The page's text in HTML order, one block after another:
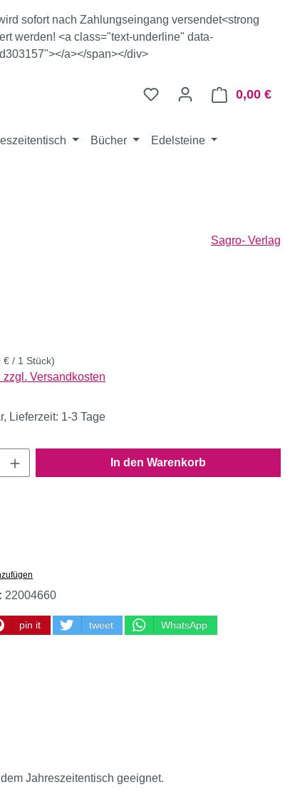
sofort nach Zahlungseingang versendet<strong
werden! <a class="text-underline" data-
a></span></div>
0,00 €
Bücher Edelsteine
Sagro- Verlag
€ / 1 Stück)
Versandkosten
Lieferzeit: 1-3 Tage
Gib den gewünschten Wert ein
In den Warenkorb
22004660
pin it tweet WhatsApp
Jahreszeitentisch geeignet.